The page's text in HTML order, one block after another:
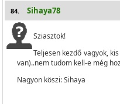
84. Sihaya78
Sziasztok!
Teljesen kezdő vagyok,
van)..nem tudom kell-e még
Nagyon köszi: Sihaya